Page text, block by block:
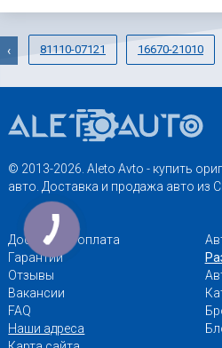
81110-07121 16670-21010
‹
© 2013-2026. Aleto Avto - купить
авто. Доставка и продажа авто из
Доставка и оплата
Гарантии
Отзывы
Вакансии
FAQ
Наши адреса